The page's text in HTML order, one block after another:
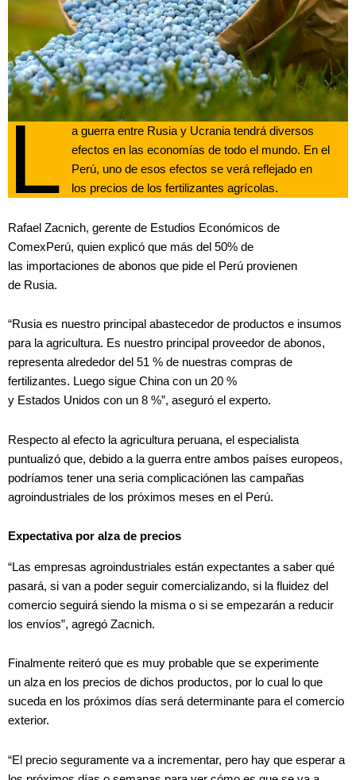
L
a guerra entre Rusia y Ucrania tendrá diversos
efectos en las economías de todo el mundo. En el
Perú, uno de esos efectos se verá reflejado en
los precios de los fertilizantes agrícolas.
Rafael Zacnich, gerente de Estudios Económicos de
ComexPerú, quien explicó que más del 50% de
las importaciones de abonos que pide el Perú provienen
de Rusia.
“Rusia es nuestro principal abastecedor de productos e insumos
para la agricultura. Es nuestro principal proveedor de abonos,
representa alrededor del 51 % de nuestras compras de
fertilizantes. Luego sigue China con un 20 %
y Estados Unidos con un 8 %”, aseguró el experto.
Respecto al efecto la agricultura peruana, el especialista
puntualizó que, debido a la guerra entre ambos países europeos,
podríamos tener una seria complicaciónen las campañas
agroindustriales de los próximos meses en el Perú.
Expectativa por alza de precios
“Las empresas agroindustriales están expectantes a saber qué
pasará, si van a poder seguir comercializando, si la fluidez del
comercio seguirá siendo la misma o si se empezarán a reducir
los envíos”, agregó Zacnich.
Finalmente reiteró que es muy probable que se experimente
un alza en los precios de dichos productos, por lo cual lo que
suceda en los próximos días será determinante para el comercio
exterior.
“El precio seguramente va a incrementar, pero hay que esperar a